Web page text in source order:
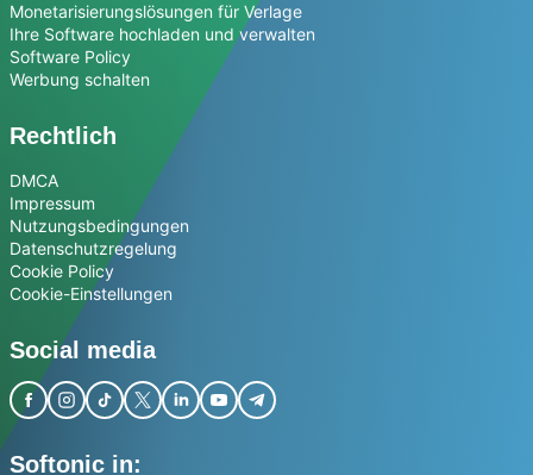
Monetarisierungslösungen für Verlage
Ihre Software hochladen und verwalten
Software Policy
Werbung schalten
Rechtlich
DMCA
Impressum
Nutzungsbedingungen
Datenschutzregelung
Cookie Policy
Cookie-Einstellungen
Social media
Softonic in: